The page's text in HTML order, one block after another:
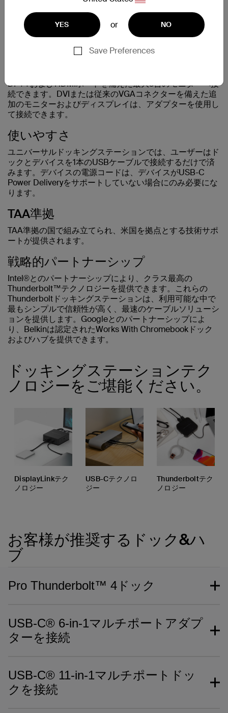
中充電により、ユーザーはワークステーションを
最高のパフォーマンスで実行し続けるために必要
なものをすべて手に入れることができます。外出
は、ノートパソコンを外部モニターに接続できま
Belkinのドッキングステーションとハブは、各企
業のニーズに応えるために特別に設計されていま
す。ITマネージャーと技術サポートは、Belkin
Dock Managerアプリ（将来のソフトウェア製品
INT127）でドックを管理および更新できます。ま
た、電源およびサージプロテクター、アダプタ
ー、ケーブルなど、オフィスセットアップの基本
製品も幅広く提供しています。
あります。
Belkin TAA準拠のドッキングステーションは、ポ
ート数が少ない内蔵ケーブルを備えており、互換
性を損なうことなくセキュリティを強化します。
ーボード、ヘッドフォン、リモコンを接続でき
る、安全で拡張されたワークスペースを作成しま
す。
を当てていますが、他のグループにも提供するこ
とは重要です。
ドッキングステーションとハブには、学校や大学
の従来のシステムや最先端のコンピューターと互
ある必要があります。
当社の教育用ドッキングステーションとハブのポ
ートフォリオは、オペレーティングシステムと
との幅広い互換性を含む、多用途のソリューショ
ンを提供します。これらは、電力供給、USBポ
ート、ギガビットイーサネット、マルチモニター
のサポートなど、複数の機能と接続オプションを
提供します。
外来患者環境、入院病院、介護施設で働く医療従
事者は、ワークフローのスムーズな実行を支援す
るテクノロジーツールを活用しています。TAA認
定のドックとハブは、ノートパソコンやタブレッ
トを使用して患者情報を入力したり記録を文書化
したりする際のHIPPAの機密性の問題に対処する
向けに設計されたミッションクリティカルなデバ
イスが他にもあります。
Belkin TAA認定のドッキングステーションとハブ
なデバイスを切り替える医療従事者向けにカスタ
マイズされた適応性のあるディスプレイオプショ
ンを提供します。セキュリティ機能により、患者
のプライバシーとHIPPAの機密性の問題に対して
さらに安心感が得られます。さらに、Belkinは、
迅速に充電して患者の使用に備える必要があるノ
ートパソコン、タブレット、スマートフォンに最
適な充電ソリューションを提供しています。
またはChrome OS™を実行するあらゆるメーカーのノー
トパソコンやタブレットと完全な互換性があります。これ
により、作業者はあらゆるプラットフォームをドッキング
ステーションに接続できるようになります。
柔軟性のある表示オプション
DP++およびHDMIポートを備えた最大3台のモニターへ接
続できます。DVIまたは従来のVGAコネクターを備えた追
加のモニターおよびディスプレイは、アダプターを使用し
て接続できます。
使いやすさ
ユニバーサルドッキングステーションでは、ユーザーはド
ックとデバイスを1本のUSBケーブルで接続するだけで済
みます。デバイスの電源コードは、デバイスがUSB-C
Power Deliveryをサポートしていない場合にのみ必要にな
ります。
TAA準拠
TAA準拠の国で組み立てられ、米国を拠点とする技術サポ
ートが提供されます。
戦略的パートナーシップ
Intel®とのパートナーシップにより、クラス最高の
Thunderbolt™テクノロジーを提供できます。これらの
Thunderboltドッキングステーションは、利用可能な中で
最もシンプルで信頼性が高く、最速のケーブルソリューシ
ョンを提供します。Googleとのパートナーシップによ
り、Belkinは認定されたWorks With Chromebookドック
およびハブを提供できます。
ドッキングステーションテク
ノロジーをご堪能ください。
DisplayLinkテク
ノロジー
USB-Cテクノロ
ジー
Thunderboltテク
ノロジー
お客様が推奨するドック&ハ
ブ
Pro Thunderbolt™ 4ドック
場合、Belkin Pro Thunderbolt 4がその役割を果
たします。次世代機能が満載で、優れたパススル
ーパワーを備え、多用途用に拡張できる12個のポ
条件を満たします。
MacBook®またはWindowsのノートパソコンを、
複数のデバイス、ビデオ、イーサネット、電源に
USB-C® 6-in-1マルチポートアダプ
ターを接続
ールインワンソリューションは、柔軟性と互換性
を備えています。ユーザーは、コンピューターの
USB-CポートをHDMI™（4K 30Hzモニターをサ
USB-C® 11-in-1マルチポートドッ
クを接続
YES or NO
Save Preferences